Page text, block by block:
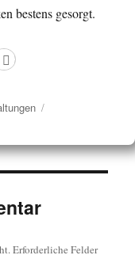
bestens gesorgt.
Erforderliche Felder